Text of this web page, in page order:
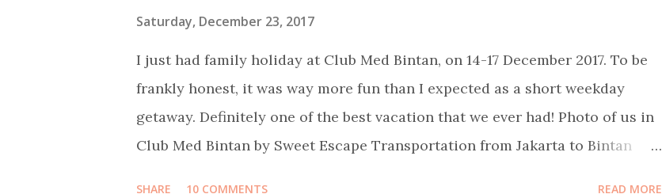
berangkat ke Yunani, saya dan kakak saya bertemu dengan Pak Tony,
Presiden Direktur Pulo Cinta. Kami diperken...
Saturday, December 23, 2017
I just had family holiday at Club Med Bintan, on 14-17 December 2017. To be
frankly honest, it was way more fun than I expected as a short weekday
getaway. Definitely one of the best vacation that we ever had! Photo of us in
Club Med Bintan by Sweet Escape Transportation from Jakarta to Bintan
SHARE 10 COMMENTS READ MORE